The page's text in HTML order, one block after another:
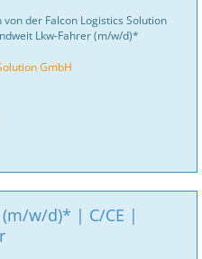
der Falcon Logistics Solution
Lkw-Fahrer (m/w/d)*
GmbH
(m/w/d)* | C/CE |